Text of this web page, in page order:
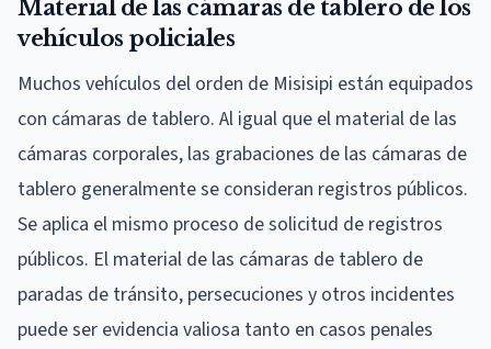
Material de las cámaras de tablero de los
vehículos policiales
Muchos vehículos del orden de Misisipi están equipados
con cámaras de tablero. Al igual que el material de las
cámaras corporales, las grabaciones de las cámaras de
tablero generalmente se consideran registros públicos.
Se aplica el mismo proceso de solicitud de registros
públicos. El material de las cámaras de tablero de
paradas de tránsito, persecuciones y otros incidentes
puede ser evidencia valiosa tanto en casos penales